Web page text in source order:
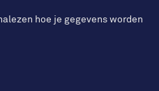
hoe je gegevens worden